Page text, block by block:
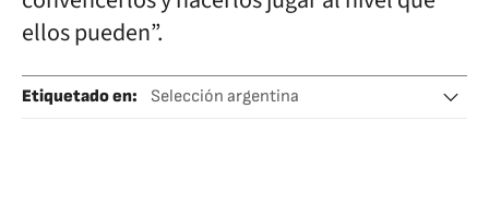
ellos pueden”.
Etiquetado en:
Selección argentina